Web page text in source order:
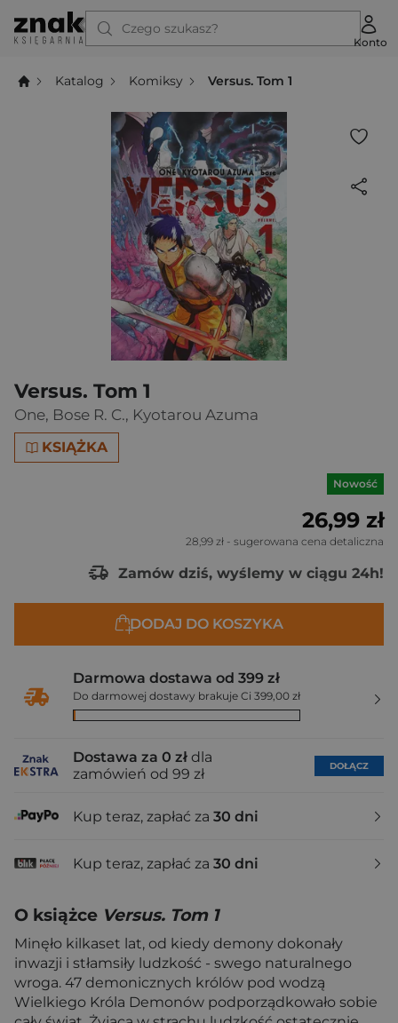
Czego szukasz?
Konto
Katalog Komiksy Versus. Tom 1
Versus. Tom 1
One, Bose R. C., Kyotarou Azuma
KSIĄŻKA
Nowość
26,99 zł
28,99 zł - sugerowana cena detaliczna
Zamów dziś, wyślemy w ciągu 24h!
DODAJ DO KOSZYKA
Darmowa dostawa od 399 zł
Do darmowej dostawy brakuje Ci 399,00 zł
Dostawa za 0 zł dla
zamówień od 99 zł
DOŁĄCZ
Kup teraz, zapłać za 30 dni
Kup teraz, zapłać za 30 dni
O książce Versus. Tom 1
Minęło kilkaset lat, od kiedy demony dokonały
inwazji i stłamsiły ludzkość - swego naturalnego
wroga. 47 demonicznych królów pod wodzą
Wielkiego Króla Demonów podporządkowało sobie